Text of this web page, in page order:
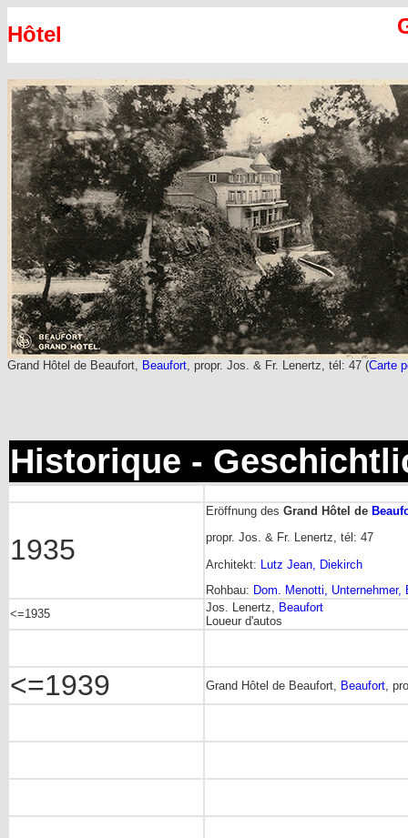
Hôtel
Grand Hôtel de Beaufort, Beaufort, propr. Jos. & Fr. Lenertz, tél: 47 (Carte
Historique -
1935
Eröffnung des Grand Hôtel de
propr. Jos. & Fr. Lenertz, tél: 47
Architekt: Lutz Jean, Diekirch
Rohbau: Dom. Menotti, Unternehmer,
<=1935
Jos. Lenertz, Beaufort
Loueur d'autos
<=1939 Grand Hôtel de Beaufort, Beaufort,